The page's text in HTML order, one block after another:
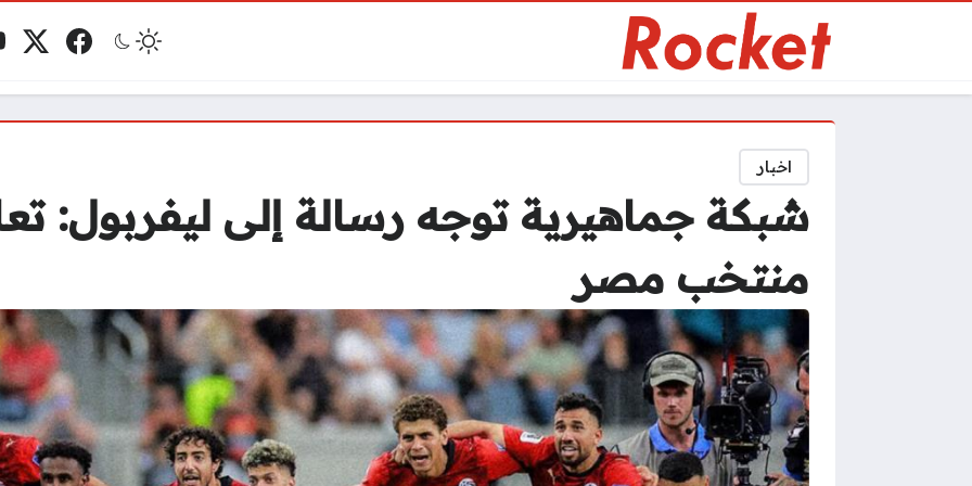
فيسبوك
اخبار
شبكة جماهيرية توجه رسالة إلى ليفربول:
منتخب مصر